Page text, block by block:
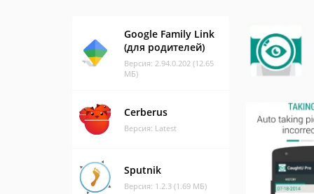
Google Family Link
(для родителей)
Версия: 2.94.0.202 (12.65
МБ)
Cerberus
Версия: Latest
Sputnik
Версия: 1.2.3 (1.69 МБ)